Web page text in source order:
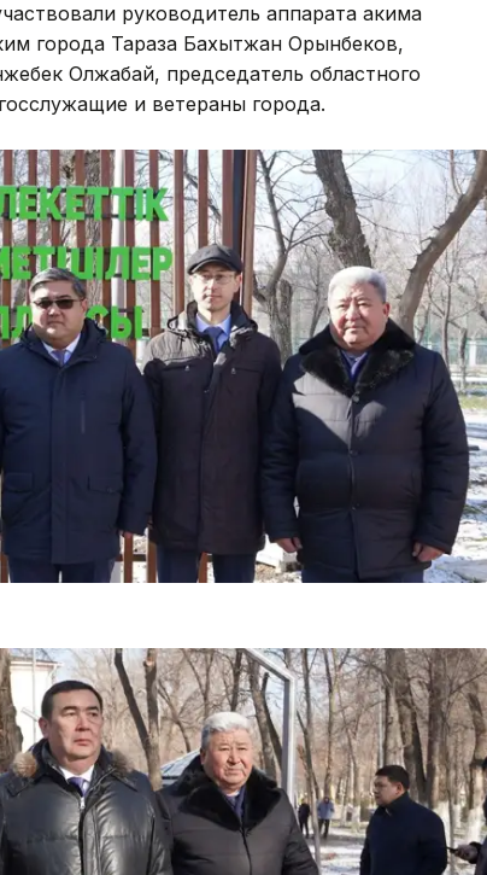
руководитель аппарата акима
города Тараза Бахытжан Орынбеков,
Олжабай, председатель областного
и ветераны города.